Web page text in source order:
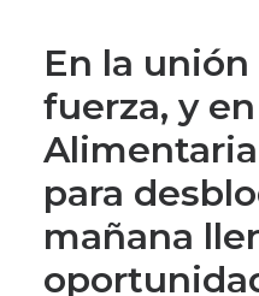
En la unión
fuerza, y
para
mañana